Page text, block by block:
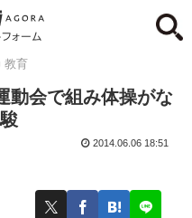
教育
動会で組み体操がな
2014.06.06 18:51